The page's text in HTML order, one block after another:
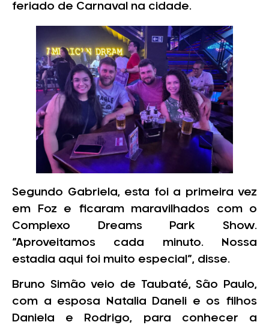
feriado de Carnaval na cidade.
Segundo Gabriela, esta foi a primeira vez
em Foz e ficaram maravilhados com o
Complexo Dreams Park Show.
“Aproveitamos cada minuto. Nossa
estadia aqui foi muito especial”, disse.
Bruno Simão veio de Taubaté, São Paulo,
com a esposa Natalia Daneli e os filhos
Daniela e Rodrigo, para conhecer a